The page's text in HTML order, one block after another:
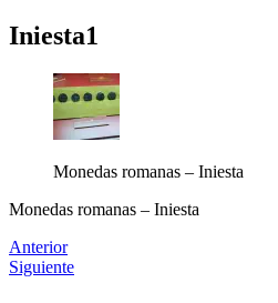
Iniesta1
Monedas romanas – Iniesta
Monedas romanas – Iniesta
Anterior
Siguiente